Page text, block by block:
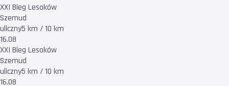
XXI Bieg Lesoków
Szemud
uliczny5 km / 10 km
16.08
XXI Bieg Lesoków
Szemud
uliczny5 km / 10 km
16.08